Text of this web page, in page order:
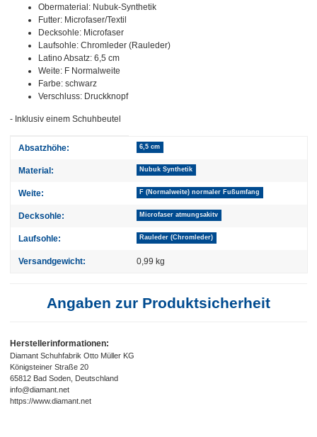
Obermaterial: Nubuk-Synthetik
Futter: Microfaser/Textil
Decksohle: Microfaser
Laufsohle: Chromleder (Rauleder)
Latino Absatz: 6,5 cm
Weite: F Normalweite
Farbe: schwarz
Verschluss: Druckknopf
- Inklusiv einem Schuhbeutel
Produkteigenschaft
Wert
Absatzhöhe: 6,5 cm
Material: Nubuk Synthetik
Weite: F (Normalweite) normaler Fußumfang
Decksohle: Microfaser atmungsakitv
Laufsohle: Rauleder (Chromleder)
Versandgewicht: 0,99 kg
Angaben zur Produktsicherheit
Herstellerinformationen:
Diamant Schuhfabrik Otto Müller KG
Königsteiner Straße 20
65812 Bad Soden, Deutschland
info@diamant.net
https://www.diamant.net